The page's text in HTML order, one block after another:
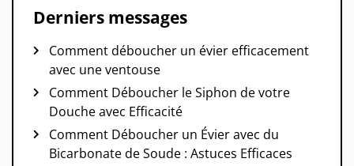
Derniers messages
Comment déboucher un évier efficacement
avec une ventouse
Comment Déboucher le Siphon de votre
Douche avec Efficacité
Comment Déboucher un Évier avec du
Bicarbonate de Soude : Astuces Efficaces